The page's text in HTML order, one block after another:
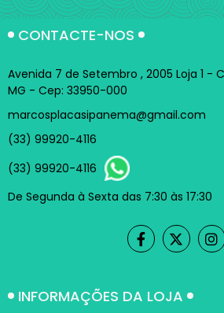
CONTACTE-NOS
Avenida 7 de Setembro , 2005 Loja 1 -
MG - Cep: 33950-000
marcosplacasipanema@gmail.com
(33) 99920-4116
(33) 99920-4116
De Segunda à Sexta das 7:30 às 17:30
INFORMAÇÕES DA LOJA